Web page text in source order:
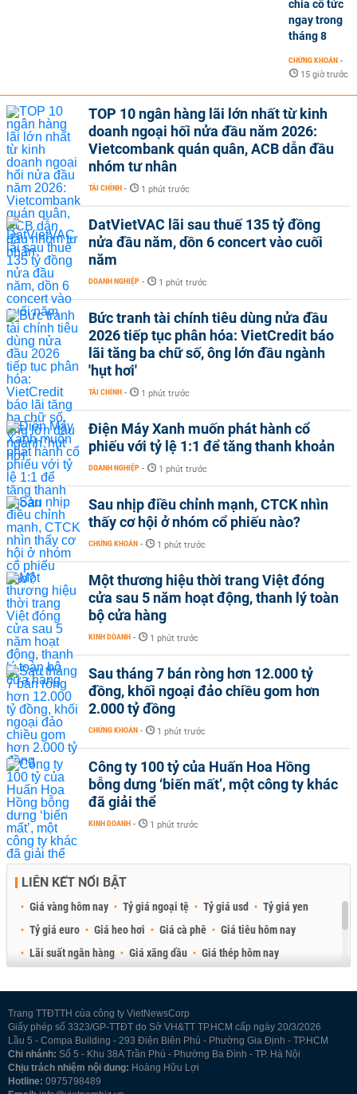
chia cổ tức
ngay trong
tháng 8
CHỨNG KHOÁN -
15 giờ trước
TOP 10 ngân hàng lãi lớn nhất từ kinh
doanh ngoại hối nửa đầu năm 2026:
Vietcombank quán quân, ACB dẫn đầu
nhóm tư nhân
TÀI CHÍNH - 1 phút trước
DatVietVAC lãi sau thuế 135 tỷ đồng
nửa đầu năm, dồn 6 concert vào cuối
năm
DOANH NGHIỆP - 1 phút trước
Bức tranh tài chính tiêu dùng nửa đầu
2026 tiếp tục phân hóa: VietCredit báo
lãi tăng ba chữ số, ông lớn đầu ngành
'hụt hơi'
TÀI CHÍNH - 1 phút trước
Điện Máy Xanh muốn phát hành cổ
phiếu với tỷ lệ 1:1 để tăng thanh khoản
DOANH NGHIỆP - 1 phút trước
Sau nhịp điều chỉnh mạnh, CTCK nhìn
thấy cơ hội ở nhóm cổ phiếu nào?
CHỨNG KHOÁN - 1 phút trước
Một thương hiệu thời trang Việt đóng
cửa sau 5 năm hoạt động, thanh lý toàn
bộ cửa hàng
KINH DOANH - 1 phút trước
Sau tháng 7 bán ròng hơn 12.000 tỷ
đồng, khối ngoại đảo chiều gom hơn
2.000 tỷ đồng
CHỨNG KHOÁN - 1 phút trước
Công ty 100 tỷ của Huấn Hoa Hồng
bỗng dưng ‘biến mất’, một công ty khác
đã giải thể
KINH DOANH - 1 phút trước
LIÊN KẾT NỔI BẬT
Giá vàng hôm nay Tỷ giá ngoại tệ Tỷ giá usd
Tỷ giá yen
Tỷ giá euro
Giá heo hơi Giá cà phê
Giá tiêu hôm nay
Lãi suất ngân hàng
Giá xăng dầu
Giá thép hôm nay
Trang TTĐTTH của công ty VietNewsCorp
Giấy phép số 3323/GP-TTĐT do Sở VH&TT TP.HCM cấp ngày 20/3/2026
Lầu 5 - Compa Building - 293 Điện Biên Phủ - Phường Gia Định - TP.HCM
Chi nhánh: Số 5 - Khu 38A Trần Phú - Phường Ba Đình - TP. Hà Nội
Chịu trách nhiệm nội dung: Hoàng Hữu Lợi
Hotline: 0975798489